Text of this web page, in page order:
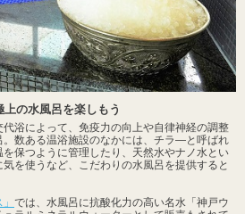
の水風呂を楽しもう
浴によって、免疫力の向上や自律神経の調整
。数ある温浴施設のなかには、チラ―と呼ばれ
保つように管理したり、天然水やナノ水とい
を使うなど、こだわりの水風呂を提供すると
では、水風呂に抗酸化力の高い名水「神戸ウ